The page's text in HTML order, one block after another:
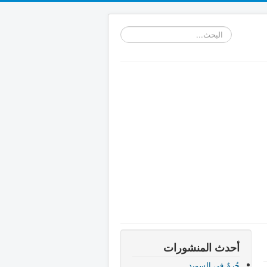
البحث...
أحدث المنشورات